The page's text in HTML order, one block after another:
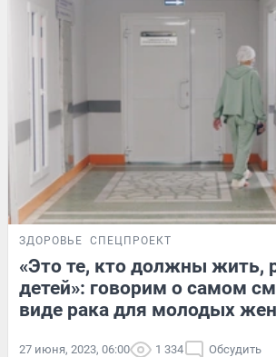
ЗДОРОВЬЕ СПЕЦПРОЕКТ
«Это те, кто должны жить,
детей»: говорим о самом
виде рака для молодых
27 июня, 2023, 06:00 1 334 Обсудить